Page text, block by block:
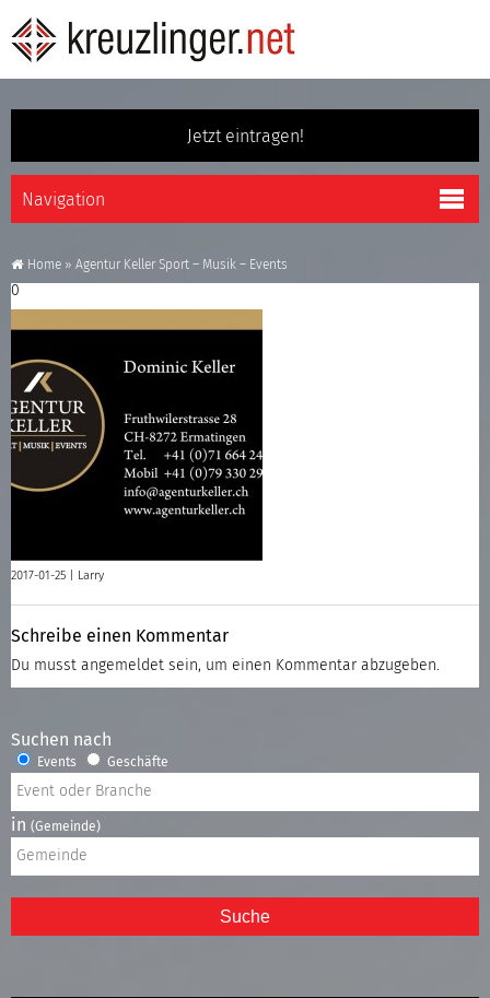
Jetzt eintragen!
Home » Agentur Keller Sport – Musik – Events
0
2017-01-25 | Larry
Schreibe einen Kommentar
Du musst angemeldet sein, um einen Kommentar abzugeben.
Suchen nach
Events Geschäfte
in (Gemeinde)
Suche